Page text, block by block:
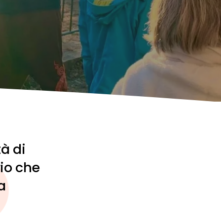
di
che